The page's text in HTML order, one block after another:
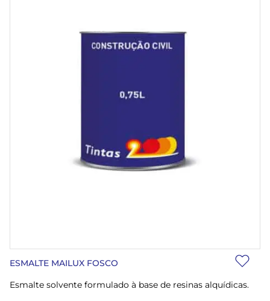
ESMALTE MAILUX FOSCO
Esmalte solvente formulado à base de resinas alquídicas.